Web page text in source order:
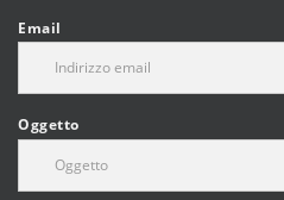
Email
Oggetto